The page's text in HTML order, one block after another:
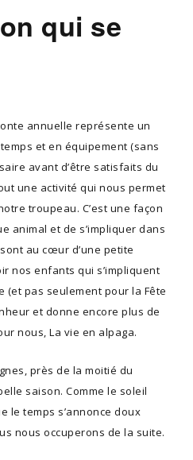
qui se
annuelle représente un
et en équipement (sans
avant d’être satisfaits du
une activité qui nous permet
troupeau. C’est une façon
animal et de s’impliquer dans
au cœur d’une petite
nos enfants qui s’impliquent
(et pas seulement pour la Fête
et donne encore plus de
nous, La vie en alpaga.
près de la moitié du
saison. Comme le soleil
le temps s’annonce doux
nous occuperons de la suite.